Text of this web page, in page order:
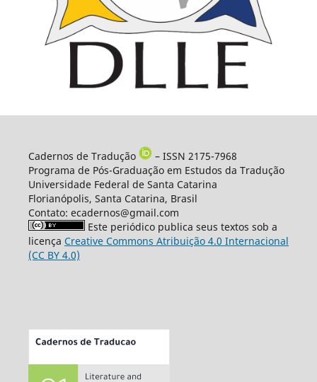
Cadernos de Tradução
– ISSN 2175-7968
Programa de Pós-Graduação em Estudos da Tradução
Universidade Federal de Santa Catarina
Florianópolis, Santa Catarina, Brasil
Contato: ecadernos@gmail.com
Este periódico publica seus textos sob a
licença Creative Commons Atribuição 4.0 Internacional
(CC BY 4.0)